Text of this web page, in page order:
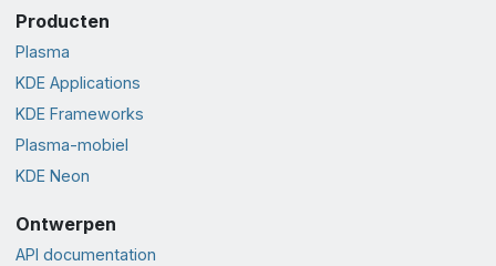
Producten
Plasma
KDE Applications
KDE Frameworks
Plasma-mobiel
KDE Neon
Ontwerpen
API documentation